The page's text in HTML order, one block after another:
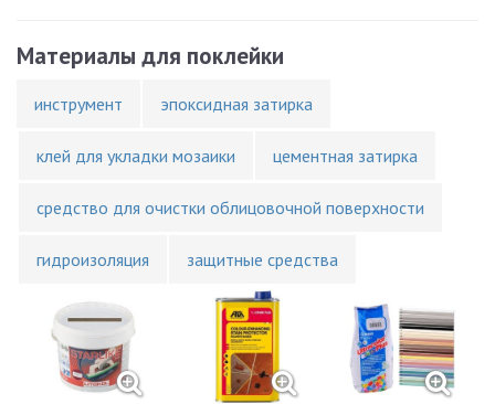
Материалы для поклейки
инструмент эпоксидная затирка
клей для укладки мозаики цементная затирка
средство для очистки облицовочной поверхности
гидроизоляция защитные средства